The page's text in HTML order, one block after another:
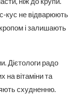
кус не відварюють
і залишають
Дієтологи радо
на вітаміни та
схудненню.